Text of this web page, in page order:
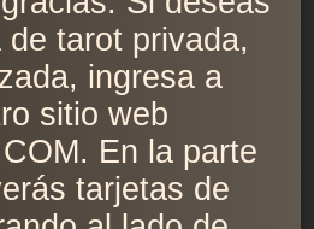
tarot privada,
ingresa a
sitio web
En la parte
tarjetas de